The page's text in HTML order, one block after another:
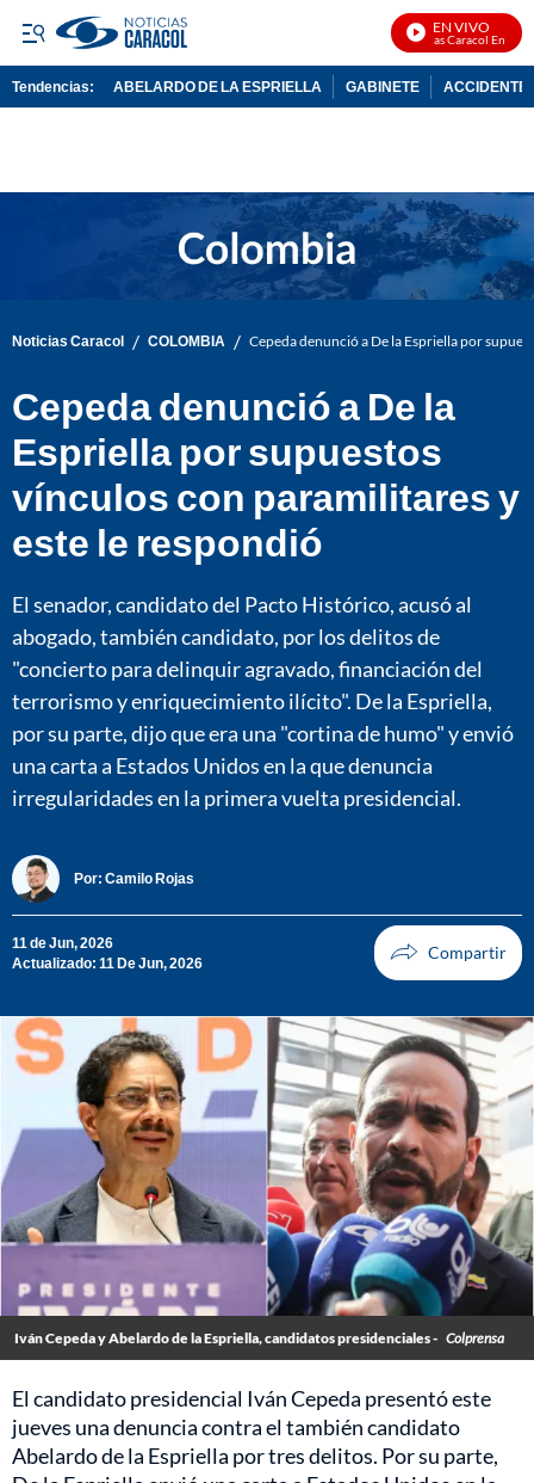
EN VIVO
Noticias Caracol En Vivo
Tendencias: ABELARDO DE LA ESPRIELLA GABINETE ACCIDENTE
Noticias Caracol / COLOMBIA / Cepeda denunció a De la Espriella por
Cepeda denunció a De la
Espriella por supuestos
vínculos con paramilitares y
este le respondió
El senador, candidato del Pacto Histórico, acusó al
abogado, también candidato, por los delitos de
"concierto para delinquir agravado, financiación del
terrorismo y enriquecimiento ilícito". De la Espriella,
por su parte, dijo que era una "cortina de humo" y envió
una carta a Estados Unidos en la que denuncia
irregularidades en la primera vuelta presidencial.
Por: Camilo Rojas
11 de Jun, 2026
Actualizado: 11 De Jun, 2026
Iván Cepeda y Abelardo de la Espriella, candidatos presidenciales - Colprensa
El candidato presidencial Iván Cepeda presentó este
jueves una denuncia contra el también candidato
Abelardo de la Espriella por tres delitos. Por su parte,